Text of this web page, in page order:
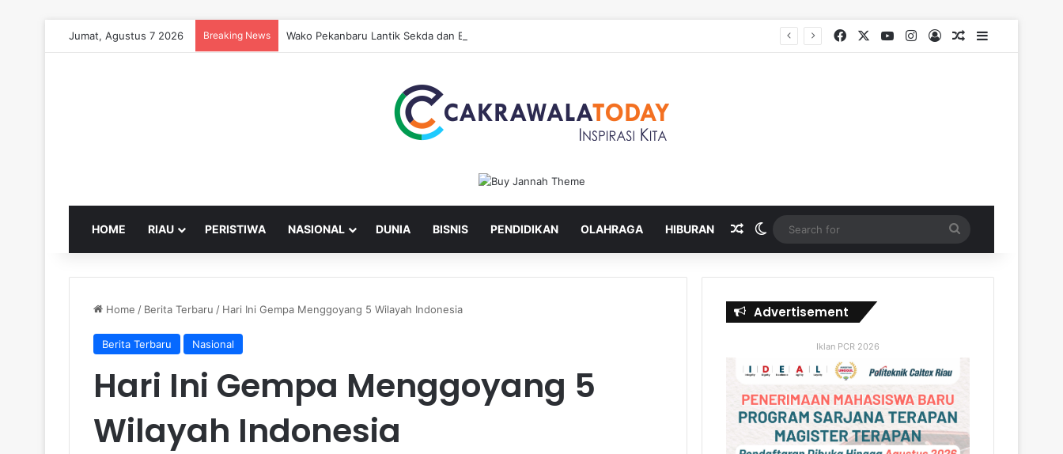
Jumat, Agustus 7 2026 Breaking News Wako Pekanbaru Lantik Sekda dan Enam Pejabat Eselon Lainnya FacebookYouTubeInstagram
Log InRandom Article
Sidebar
HOME RIAU PERISTIWA NASIONAL DUNIA BISNIS PENDIDIKAN OLAHRAGA HIBURAN Random Article
Switch skin
for
Home / Berita Terbaru / Hari Ini Gempa Menggoyang 5 Wilayah Indonesia
Berita Terbaru Nasional
Hari Ini Gempa Menggoyang 5
Wilayah Indonesia
Advertisement
Iklan PCR 2026